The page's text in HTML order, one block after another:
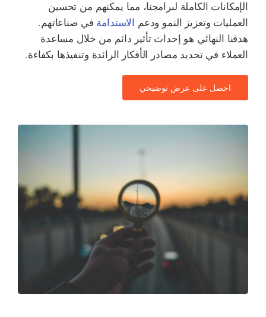
الإمكانات الكاملة لبرامجنا، مما يمكنهم من تحسين
العمليات وتعزيز النمو ودعم
الاستدامة في صناعاتهم.
هدفنا النهائي هو إحداث تأثير دائم من خلال مساعدة
العملاء في تحديد مصادر الأفكار الرائدة وتنفيذها بكفاءة.
احصل على عرض توضيحي